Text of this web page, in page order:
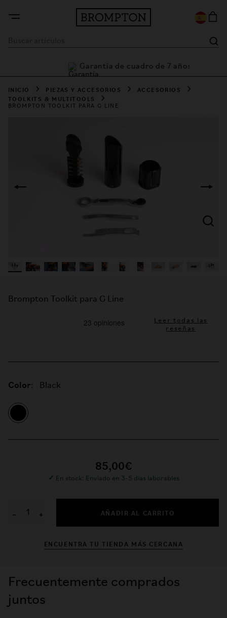
Garantía de cuadro de 7 años
INICIO PIEZAS Y ACCESORIOS
ACCESORIOS
TOOLKITS & MULTITOOLS
BROMPTON TOOLKIT PARA G LINE
Brompton Toolkit para G Line
Leer todas las
reseñas
Color: Black
85,00€
✓ En stock: Enviado en 3-5 días laborables
− + AÑADIR AL CARRITO
ENCUENTRA TU TIENDA MÁS CERCANA
Frecuentemente comprados
juntos